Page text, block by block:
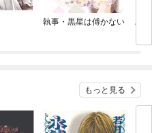
執事・黒星は傅かない ハ
もっと見る